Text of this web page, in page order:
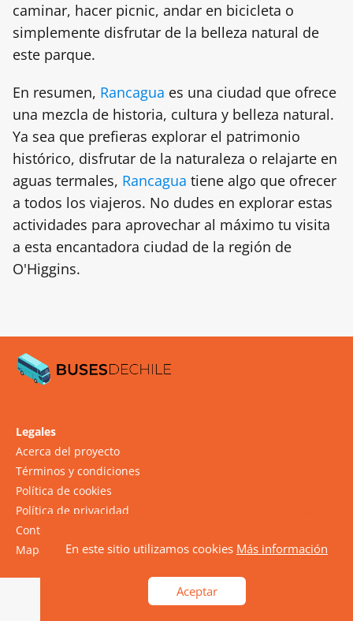
caminar, hacer picnic, andar en bicicleta o
simplemente disfrutar de la belleza natural de
este parque.
En resumen, Rancagua es una ciudad que ofrece
una mezcla de historia, cultura y belleza natural.
Ya sea que prefieras explorar el patrimonio
histórico, disfrutar de la naturaleza o relajarte en
aguas termales, Rancagua tiene algo que ofrecer
a todos los viajeros. No dudes en explorar estas
actividades para aprovechar al máximo tu visita
a esta encantadora ciudad de la región de
O'Higgins.
Legales
Acerca del proyecto
Términos y condiciones
Política de cookies
Política de privacidad
Contacto
Mapa del sitioEn este sitio utilizamos cookies Más información
Aceptar